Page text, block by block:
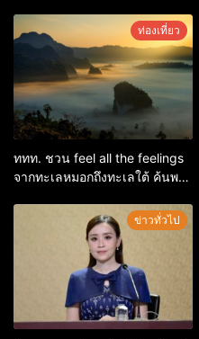
กิจกรรมร่วมโหวตชนะกว่า
10,000 คะแนน
ท่องเที่ยว
ททท. ชวน feel all the feelings
จากทะเลหมอกถึงทะเลใต้ ค้นพบ
ข่าวทั่วไป